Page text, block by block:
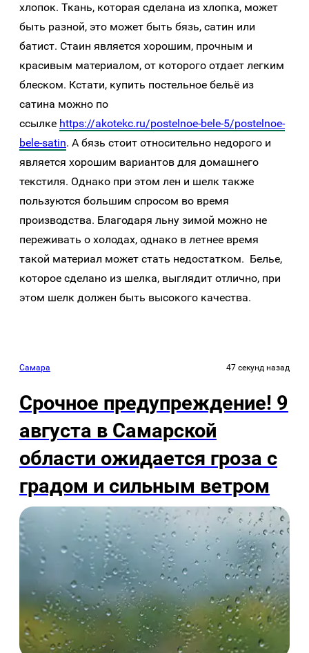
хлопок. Ткань, которая сделана из хлопка, может
быть разной, это может быть бязь, сатин или
батист. Стаин является хорошим, прочным и
красивым материалом, от которого отдает легким
блеском. Кстати, купить постельное бельё из
сатина можно по
ссылке https://akotekc.ru/postelnoe-bele-5/postelnoe-
bele-satin. А бязь стоит относительно недорого и
является хорошим вариантов для домашнего
текстиля. Однако при этом лен и шелк также
пользуются большим спросом во время
производства. Благодаря льну зимой можно не
переживать о холодах, однако в летнее время
такой материал может стать недостатком. Белье,
которое сделано из шелка, выглядит отлично, при
этом шелк должен быть высокого качества.
Самара 47 секунд назад
Срочное предупреждение! 9
августа в Самарской
области ожидается гроза с
градом и сильным ветром